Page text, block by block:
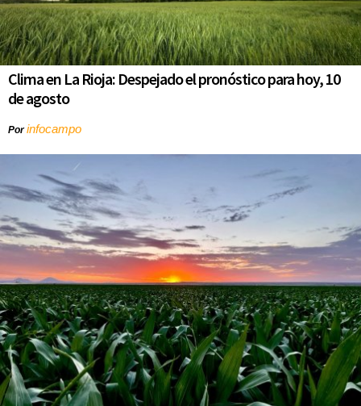
Clima en La Rioja: Despejado el pronóstico para hoy, 10
de agosto
Porinfocampo